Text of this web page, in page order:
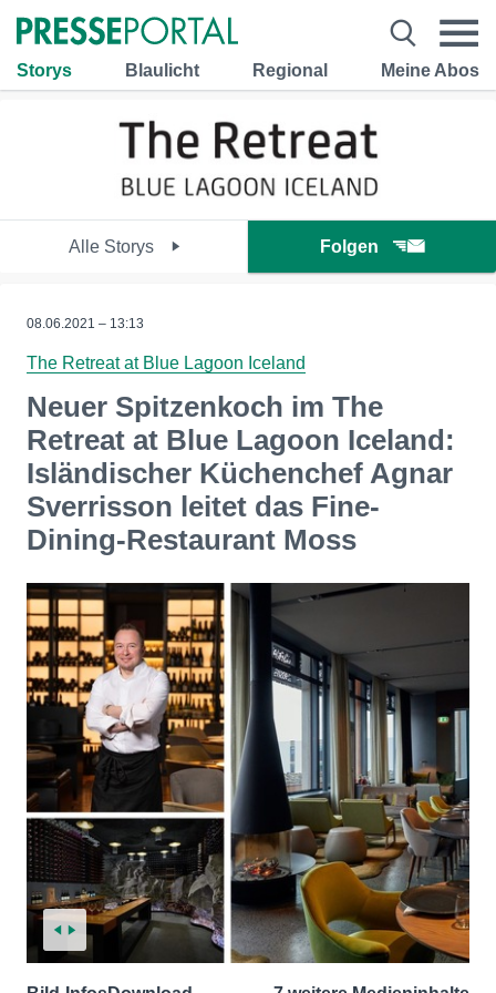
Storys Blaulicht Regional Meine Abos
Alle Storys Folgen
08.06.2021 – 13:13
The Retreat at Blue Lagoon Iceland
Neuer Spitzenkoch im The
Retreat at Blue Lagoon Iceland:
Isländischer Küchenchef Agnar
Sverrisson leitet das Fine-
Dining-Restaurant Moss